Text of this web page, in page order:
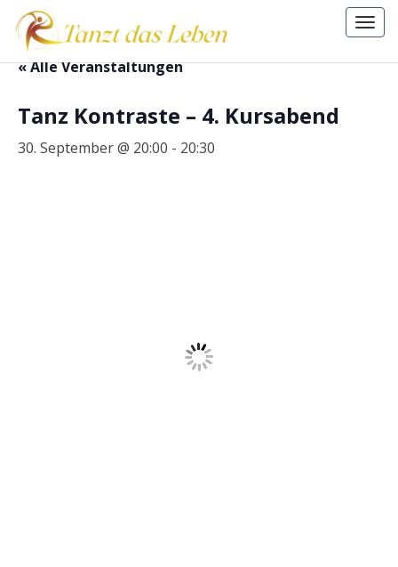
.
« Alle Veranstaltungen
Tanz Kontraste – 4. Kursabend
30. September @ 20:00 - 20:30